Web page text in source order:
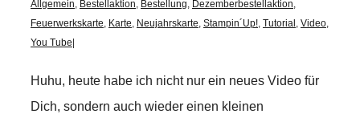
Allgemein, Bestellaktion, Bestellung, Dezemberbestellaktion,
Feuerwerkskarte, Karte, Neujahrskarte, Stampin´Up!, Tutorial , Video,
You Tube
Huhu, heute habe ich nicht nur ein neues Video für
Dich, sondern auch wieder einen kleinen